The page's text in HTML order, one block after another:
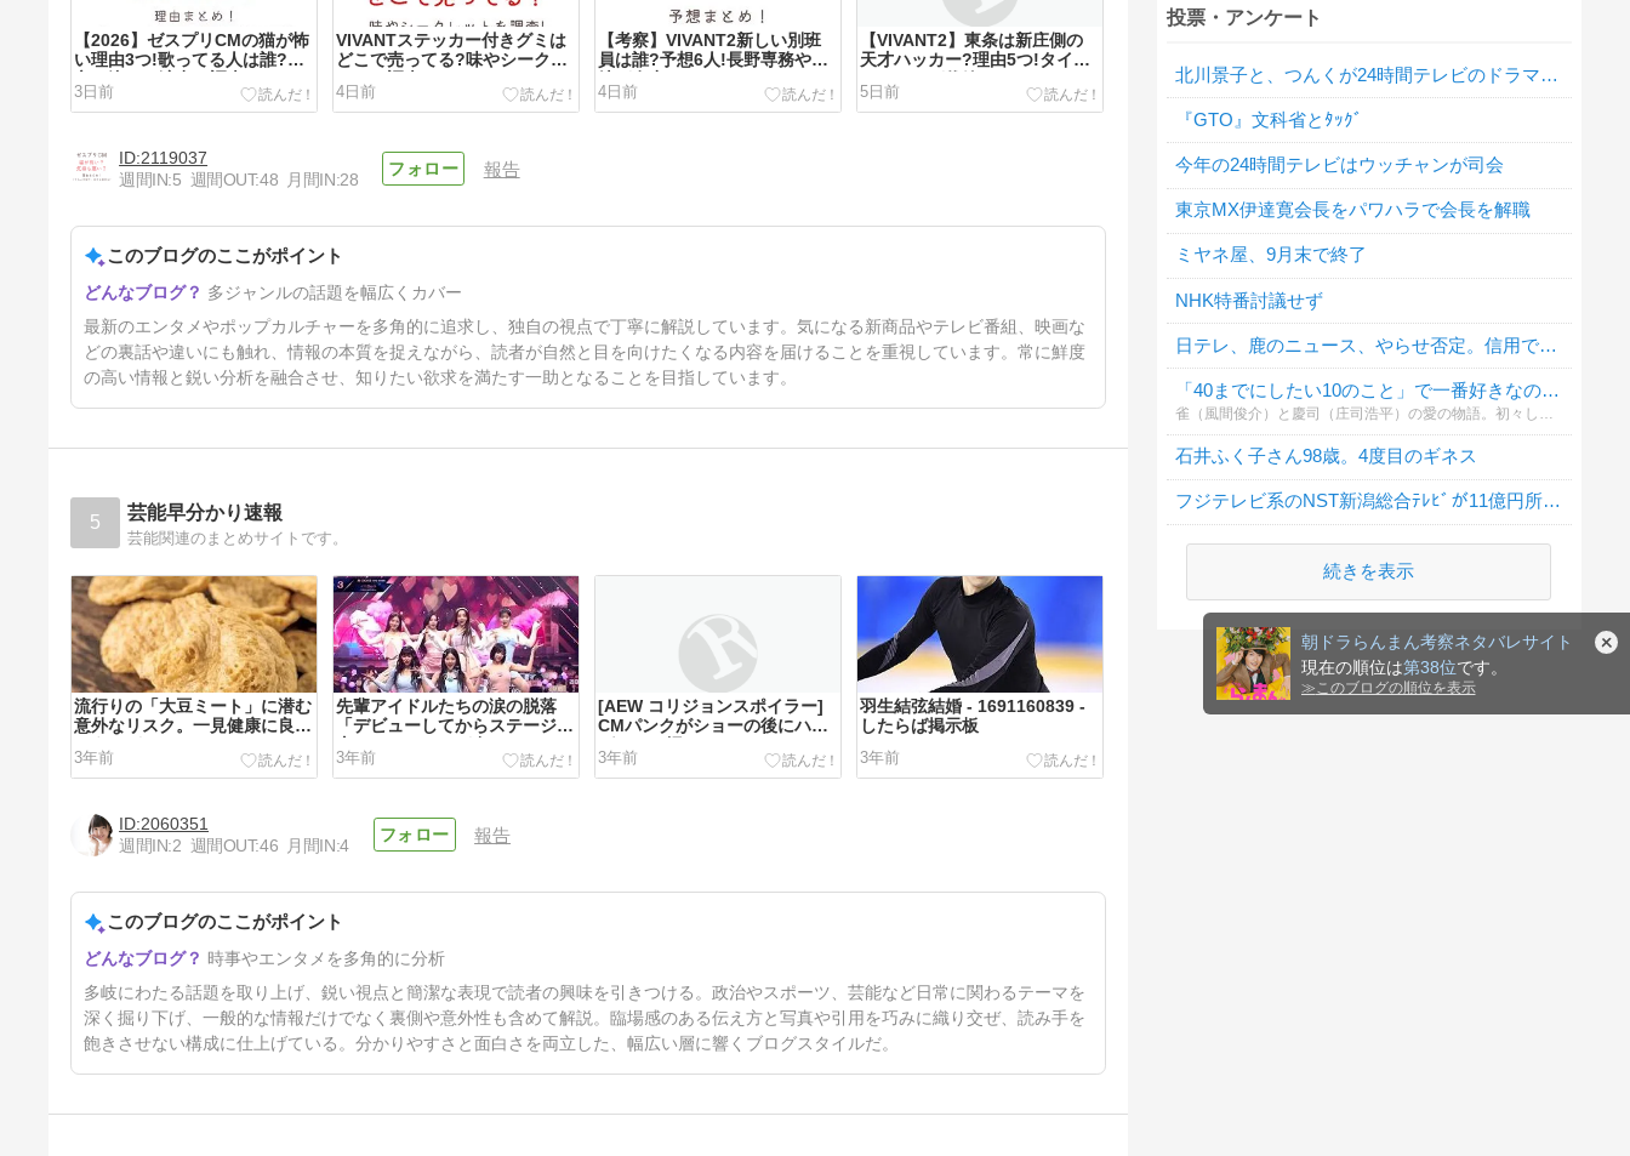
朝ドラらんまん考察ネタバレサイト
現在の順位は第38位です。
≫ このブログの順位を表示
【2026】ゼスプリCMの猫が怖
い理由3つ!歌ってる人は誰?死
亡・泣ける演出も調査
3日前
VIVANTステッカー付きグミは
どこで売ってる?味やシークレ
ットを調査!
4日前
【考察】VIVANT2新しい別班
員は誰?予想6人!長野専務や野
崎が有力?
4日前
【VIVANT2】東条は新庄側の
天才ハッカー?理由5つ!タイガ
ーマスクが伏線？
5日前
性は誰?伽説いわしのプロフ・
5日前
2119037
週間IN:5 週間OUT:48 月間IN:28
報告
このブログのここがポイント
多ジャンルの話題を幅広くカバー
最新のエンタメやポップカルチャーを多角的に追求し、独自の視点で丁寧に解説しています。気になる新商品やテレビ番組、映画な
どの裏話や違いにも触れ、情報の本質を捉えながら、読者が自然と目を向けたくなる内容を届けることを重視しています。常に鮮度
の高い情報と鋭い分析を融合させ、知りたい欲求を満たす一助となることを目指しています。
5 芸能早分かり速報
芸能関連のまとめサイトです。
流行りの「大豆ミート」に潜む
意外なリスク。一見健康に良さ
そうだが… | ニコニコニュース
3年前
先輩アイドルたちの涙の脱落
「デビューしてからステージが
恋しかったことが多かった」
「これからも旅路は続く」大波
乱の順位発表 サバイバル番組
3年前
[AEW コリジョンスポイラー]
CMパンクがショーの後にハン
グマンを埋める
3年前
羽生結弦結婚 - 1691160839 -
したらば掲示板
3年前
丸見えのシャワー室に男女共用
トイレ、世界から4万人超が集
「問題だらけ」 | ニコニコニュ
ース
3年前
2060351
週間IN:2 週間OUT:46 月間IN:4
報告
このブログのここがポイント
時事やエンタメを多角的に分析
多岐にわたる話題を取り上げ、鋭い視点と簡潔な表現で読者の興味を引きつける。政治やスポーツ、芸能など日常に関わるテーマを
深く掘り下げ、一般的な情報だけでなく裏側や意外性も含めて解説。臨場感のある伝え方と写真や引用を巧みに織り交ぜ、読み手を
飽きさせない構成に仕上げている。分かりやすさと面白さを両立した、幅広い層に響くブログスタイルだ。
投票・アンケート
北川景子と、つんくが24時間テレビのドラマで夫婦役
『GTO』文科省とﾀｯｸﾞ
今年の24時間テレビはウッチャンが司会
東京MX伊達寛会長をパワハラで会長を解職
ミヤネ屋、9月末で終了
NHK特番討議せず
日テレ、鹿のニュース、やらせ否定。信用できますか？
「40までにしたい10のこと」で一番好きなのは第何話？
雀（風間俊介）と慶司（庄司浩平）の愛の物語。初々しいシーンからラブラブに至るまで。あなたの好きな理由を添えて投票してください！
石井ふく子さん98歳。4度目のギネス
フジテレビ系のNST新潟総合ﾃﾚﾋﾞが11億円所得隠し
続きを表示